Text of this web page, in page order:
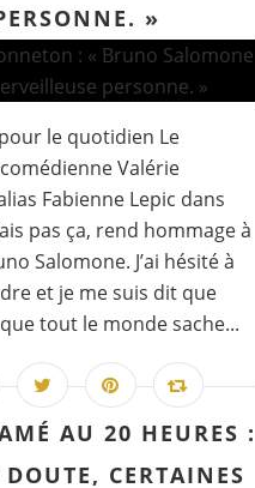
»
le quotidien Le
Valérie
Fabienne Lepic dans
pas ça, rend hommage à
Salomone. J’ai hésité à
et je me suis dit que
tout le monde sache...
AU 20 HEURES :
CERTAINES